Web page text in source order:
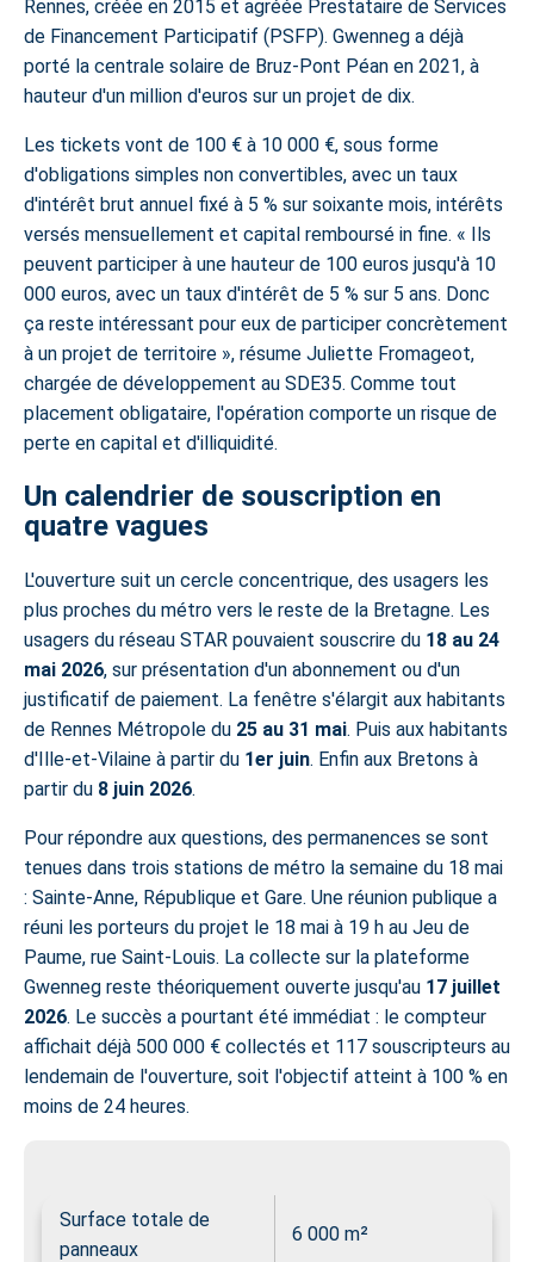
Rennes, créée en 2015 et agréée Prestataire de Services
de Financement Participatif (PSFP). Gwenneg a déjà
porté la centrale solaire de Bruz-Pont Péan en 2021, à
hauteur d'un million d'euros sur un projet de dix.
Les tickets vont de 100 € à 10 000 €, sous forme
d'obligations simples non convertibles, avec un taux
d'intérêt brut annuel fixé à 5 % sur soixante mois, intérêts
versés mensuellement et capital remboursé in fine. « Ils
peuvent participer à une hauteur de 100 euros jusqu'à 10
000 euros, avec un taux d'intérêt de 5 % sur 5 ans. Donc
ça reste intéressant pour eux de participer concrètement
à un projet de territoire », résume Juliette Fromageot,
chargée de développement au SDE35. Comme tout
placement obligataire, l'opération comporte un risque de
perte en capital et d'illiquidité.
Un calendrier de souscription en
quatre vagues
L'ouverture suit un cercle concentrique, des usagers les
plus proches du métro vers le reste de la Bretagne. Les
usagers du réseau STAR pouvaient souscrire du 18 au 24
mai 2026, sur présentation d'un abonnement ou d'un
justificatif de paiement. La fenêtre s'élargit aux habitants
de Rennes Métropole du 25 au 31 mai. Puis aux habitants
d'Ille-et-Vilaine à partir du 1er juin. Enfin aux Bretons à
partir du 8 juin 2026.
Pour répondre aux questions, des permanences se sont
tenues dans trois stations de métro la semaine du 18 mai
: Sainte-Anne, République et Gare. Une réunion publique a
réuni les porteurs du projet le 18 mai à 19 h au Jeu de
Paume, rue Saint-Louis. La collecte sur la plateforme
Gwenneg reste théoriquement ouverte jusqu'au 17 juillet
2026. Le succès a pourtant été immédiat : le compteur
affichait déjà 500 000 € collectés et 117 souscripteurs au
lendemain de l'ouverture, soit l'objectif atteint à 100 % en
moins de 24 heures.
Surface totale de
panneaux
6 000 m²